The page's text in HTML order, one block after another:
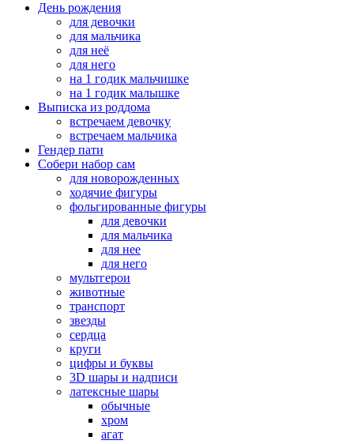
День рождения
для девочки
для мальчика
для неё
для него
на 1 годик мальчишке
на 1 годик малышке
Выписка из роддома
встречаем девочку
встречаем мальчика
Гендер пати
Собери набор сам
для новорожденных
ходячие фигуры
фольгированные фигуры
для девочки
для мальчика
для нее
для него
мультгерои
животные
транспорт
звезды
сердца
круги
цифры и буквы
3D шары и надписи
латексные шары
обычные
хром
агат